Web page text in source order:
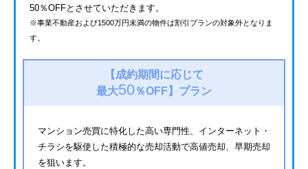
京成金町線
50％OFFとさせていただきます。
※事業不動産および1500万円未満の物件は割引プランの対象外となりま
す。
【成約期間に応じて
最大50％OFF】 プラン
マンション売買に特化した高い専門性、インターネット・
チラシを駆使した積極的な売却活動で高値売却、早期売却
を狙います。